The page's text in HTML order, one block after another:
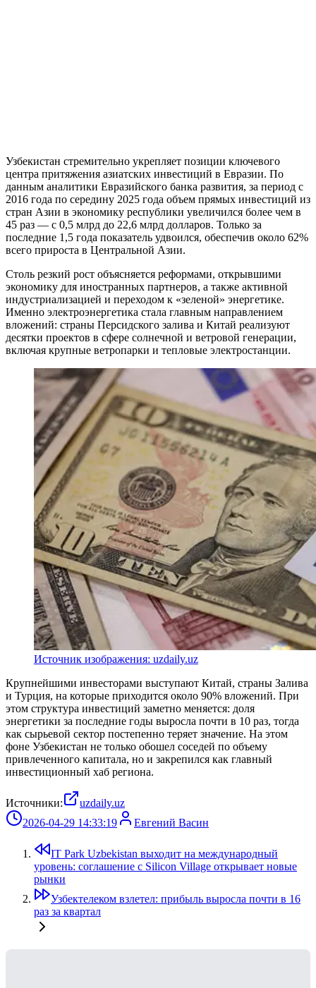
Узбекистан стремительно укрепляет позиции ключевого
центра притяжения азиатских инвестиций в Евразии. По
данным аналитики Евразийского банка развития, за период с
2016 года по середину 2025 года объем прямых инвестиций из
стран Азии в экономику республики увеличился более чем в
45 раз — с 0,5 млрд до 22,6 млрд долларов. Только за
последние 1,5 года показатель удвоился, обеспечив около 62%
всего прироста в Центральной Азии.
Столь резкий рост объясняется реформами, открывшими
экономику для иностранных партнеров, а также активной
индустриализацией и переходом к «зеленой» энергетике.
Именно электроэнергетика стала главным направлением
вложений: страны Персидского залива и Китай реализуют
десятки проектов в сфере солнечной и ветровой генерации,
включая крупные ветропарки и тепловые электростанции.
Источник изображения: uzdaily.uz
Крупнейшими инвесторами выступают Китай, страны Залива
и Турция, на которые приходится около 90% вложений. При
этом структура инвестиций заметно меняется: доля
энергетики за последние годы выросла почти в 10 раз, тогда
как сырьевой сектор постепенно теряет значение. На этом
фоне Узбекистан не только обошел соседей по объему
привлеченного капитала, но и закрепился как главный
инвестиционный хаб региона.
Источники:
uzdaily.uz
2026-04-29 14:33:19
Евгений Васин
IT Park Uzbekistan выходит на международный
уровень: соглашение с Silicon Village открывает новые
рынки
Узбектелеком взлетел: прибыль выросла почти в 16
раз за квартал